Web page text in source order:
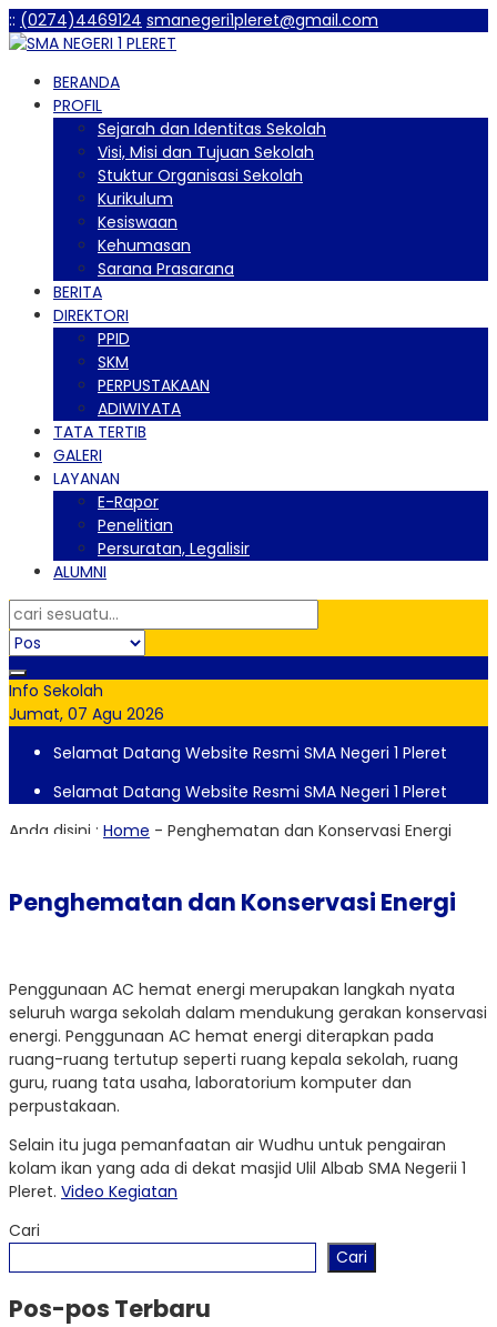
:: (0274)4469124 smanegeri1pleret@gmail.com
BERANDA
PROFIL
Sejarah dan Identitas Sekolah
Visi, Misi dan Tujuan Sekolah
Stuktur Organisasi Sekolah
Kurikulum
Kesiswaan
Kehumasan
Sarana Prasarana
BERITA
DIREKTORI
PPID
SKM
PERPUSTAKAAN
ADIWIYATA
TATA TERTIB
GALERI
LAYANAN
E-Rapor
Penelitian
Persuratan, Legalisir
ALUMNI
Info Sekolah
Jumat, 07 Agu 2026
Selamat Datang Website Resmi SMA Negeri 1 Pleret
Selamat Datang Website Resmi SMA Negeri 1 Pleret
Anda disini : Home - Penghematan dan Konservasi Energi
Penghematan dan Konservasi Energi
Penggunaan AC hemat energi merupakan langkah nyata
seluruh warga sekolah dalam mendukung gerakan konservasi
energi. Penggunaan AC hemat energi diterapkan pada
ruang-ruang tertutup seperti ruang kepala sekolah, ruang
guru, ruang tata usaha, laboratorium komputer dan
perpustakaan.
Selain itu juga pemanfaatan air Wudhu untuk pengairan
kolam ikan yang ada di dekat masjid Ulil Albab SMA Negerii 1
Pleret. Video Kegiatan
Cari
Cari
Pos-pos Terbaru